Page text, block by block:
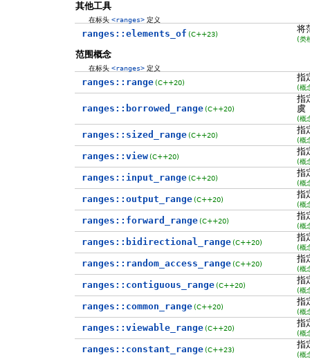
其他工具
在标头<ranges> 定义
ranges::elements_of (C++23) 将
(类
范围概念
在标头<ranges> 定义
ranges::range (C++20) 指
(概
ranges::borrowed_range (C++20)
指
虞
(概
ranges::sized_range (C++20) 指
(概
ranges::view (C++20) 指
(概
ranges::input_range (C++20) 指
(概
ranges::output_range (C++20) 指
(概
ranges::forward_range (C++20) 指
(概
ranges::bidirectional_range (C++20) 指
(概
ranges::random_access_range (C++20) 指
(概
ranges::contiguous_range (C++20) 指
(概
ranges::common_range (C++20) 指
(概
ranges::viewable_range (C++20) 指
(概
ranges::constant_range (C++23) 指
(概